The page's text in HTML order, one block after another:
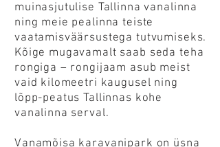
muinasjutulise Tallinna vanalinna
ning meie pealinna teiste
vaatamisväärsustega tutvumiseks.
Kõige mugavamalt saab seda teha
rongiga – rongijaam asub meist
vaid kilomeetri kaugusel ning
lõpp-peatus Tallinnas kohe
vanalinna serval.
Vanamõisa karavanipark on üsna